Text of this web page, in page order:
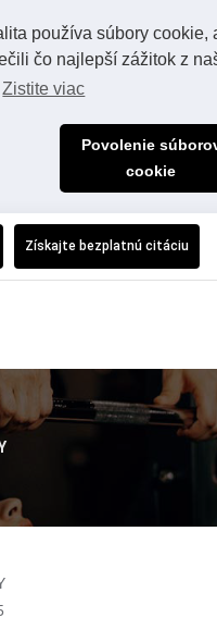
používa súbory cookie,
čo najlepší zážitok z
Zistite viac
Povolenie
cookie
Získajte bezplatnú citáciu